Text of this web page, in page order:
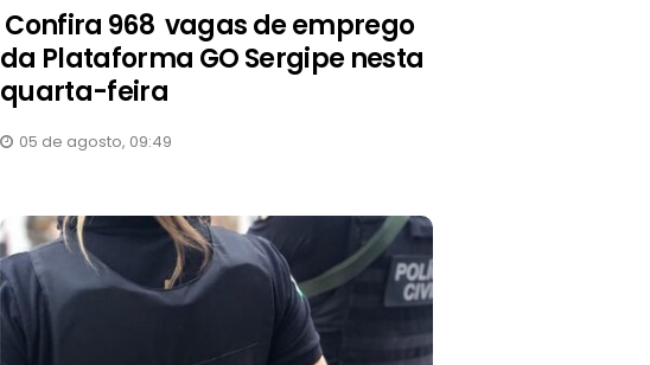
Confira 968 vagas de emprego
da Plataforma GO Sergipe nesta
quarta-feira
05 de agosto, 09:49